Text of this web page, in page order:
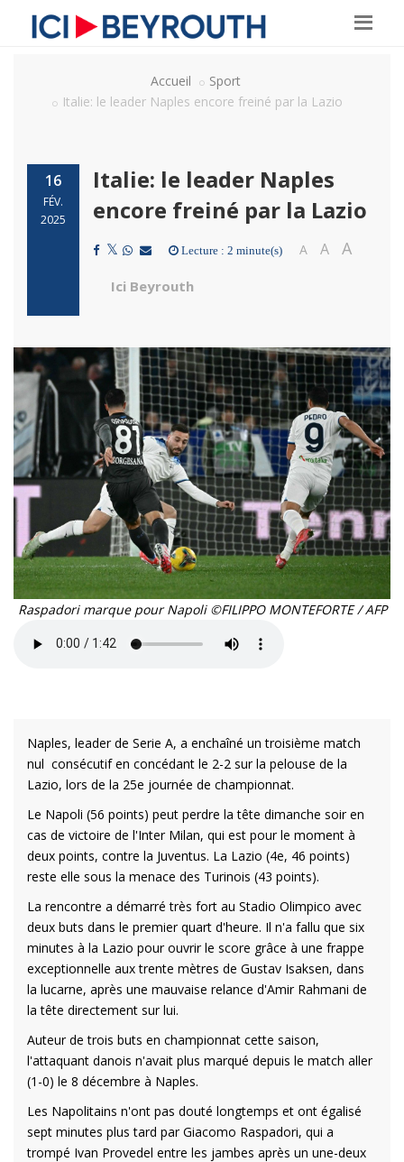
Accueil
Sport
Italie: le leader Naples encore freiné par la Lazio
16
FÉV.
2025
Italie: le leader Naples
encore freiné par la Lazio
Lecture : 2 minute(s) A A A
Ici Beyrouth
Raspadori marque pour Napoli ©FILIPPO MONTEFORTE / AFP
Naples, leader de Serie A, a enchaîné un troisième match
nul consécutif en concédant le 2-2 sur la pelouse de la
Lazio, lors de la 25e journée de championnat.
Le Napoli (56 points) peut perdre la tête dimanche soir en
cas de victoire de l'Inter Milan, qui est pour le moment à
deux points, contre la Juventus. La Lazio (4e, 46 points)
reste elle sous la menace des Turinois (43 points).
La rencontre a démarré très fort au Stadio Olimpico avec
deux buts dans le premier quart d'heure. Il n'a fallu que six
minutes à la Lazio pour ouvrir le score grâce à une frappe
exceptionnelle aux trente mètres de Gustav Isaksen, dans
la lucarne, après une mauvaise relance d'Amir Rahmani de
la tête directement sur lui.
Auteur de trois buts en championnat cette saison,
l'attaquant danois n'avait plus marqué depuis le match aller
(1-0) le 8 décembre à Naples.
Les Napolitains n'ont pas douté longtemps et ont égalisé
sept minutes plus tard par Giacomo Raspadori, qui a
trompé Ivan Provedel entre les jambes après un une-deux